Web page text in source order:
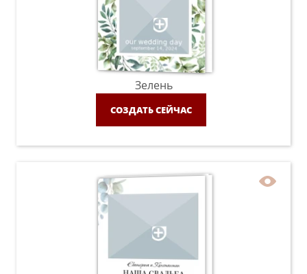
Зелень
СОЗДАТЬ СЕЙЧАС